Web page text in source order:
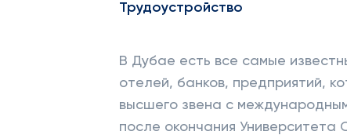
Трудоустройство
В Дубае есть все самые
отелей, банков, предприятий,
высшего звена с
после окончания Университета